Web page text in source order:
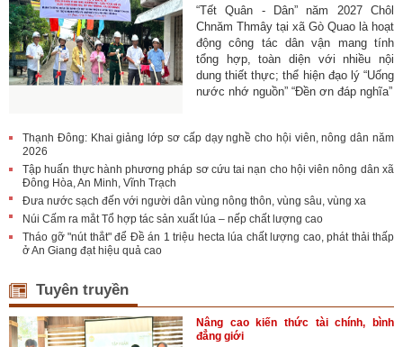
“Tết Quân - Dân” năm 2027 Chôl
Chnăm Thmây tại xã Gò Quao là hoạt
động công tác dân vận mang tính
tổng hợp, toàn diện với nhiều nội
dung thiết thực; thể hiện đạo lý “Uống
nước nhớ nguồn” “Đền ơn đáp nghĩa”
Thạnh Đông: Khai giảng lớp sơ cấp dạy nghề cho hội viên, nông dân năm
2026
Tập huấn thực hành phương pháp sơ cứu tai nạn cho hội viên nông dân xã
Đông Hòa, An Minh, Vĩnh Trạch
Đưa nước sạch đến với người dân vùng nông thôn, vùng sâu, vùng xa
Núi Cấm ra mắt Tổ hợp tác sản xuất lúa – nếp chất lượng cao
Tháo gỡ "nút thắt" để Đề án 1 triệu hecta lúa chất lượng cao, phát thải thấp
ở An Giang đạt hiệu quả cao
Tuyên truyền
Nâng cao kiến thức tài chính, bình
đẳng giới